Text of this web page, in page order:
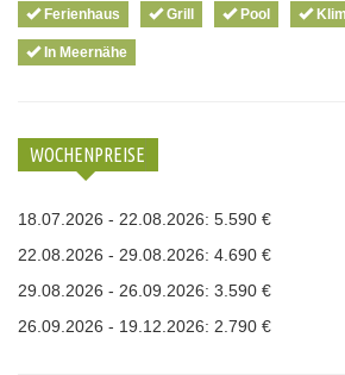
Ferienhaus Grill Pool
In Meernähe
WOCHENPREISE
18.07.2026 - 22.08.2026: 5.590 €
22.08.2026 - 29.08.2026: 4.690 €
29.08.2026 - 26.09.2026: 3.590 €
26.09.2026 - 19.12.2026: 2.790 €